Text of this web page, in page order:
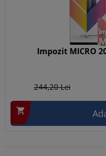
Impozit MICRO
244,20Lei
